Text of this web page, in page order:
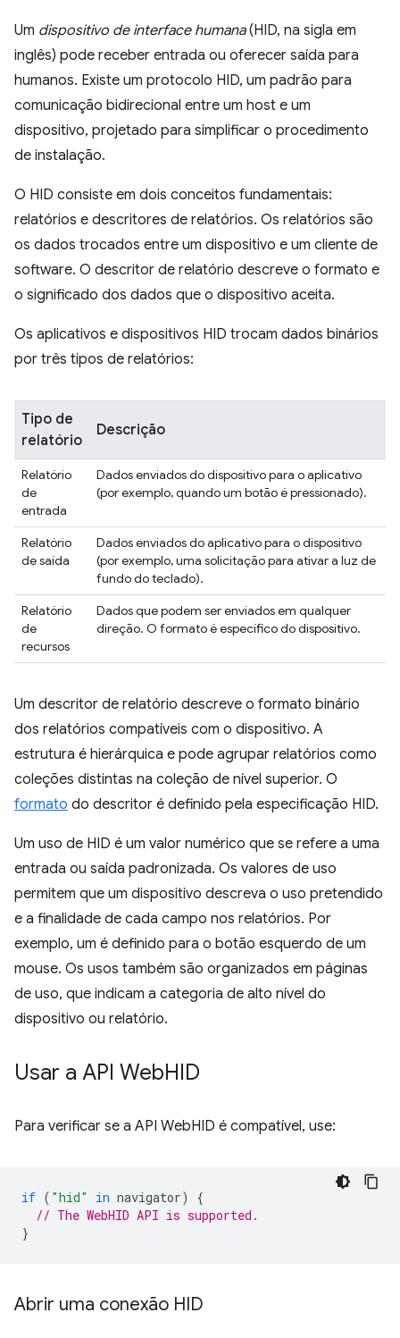
Um dispositivo de interface humana(HID, na sigla em
inglês) pode receber entrada ou oferecer saída para
humanos. Existe um protocolo HID, um padrão para
comunicação bidirecional entre um host e um
dispositivo, projetado para simplificar o procedimento
de instalação.
O HID consiste em dois conceitos fundamentais:
relatórios e descritores de relatórios. Os relatórios são
os dados trocados entre um dispositivo e um cliente de
software. O descritor de relatório descreve o formato e
o significado dos dados que o dispositivo aceita.
Os aplicativos e dispositivos HID trocam dados binários
por três tipos de relatórios:
Tipo de
relatório
Descrição
Relatório
de
entrada
Dados enviados do dispositivo para o aplicativo
(por exemplo, quando um botão é pressionado).
Relatório
de saída
Dados enviados do aplicativo para o dispositivo
(por exemplo, uma solicitação para ativar a luz de
fundo do teclado).
Relatório
de
recursos
Dados que podem ser enviados em qualquer
direção. O formato é específico do dispositivo.
Um descritor de relatório descreve o formato binário
dos relatórios compatíveis com o dispositivo. A
estrutura é hierárquica e pode agrupar relatórios como
coleções distintas na coleção de nível superior. O
formato do descritor é definido pela especificação HID.
Um uso de HID é um valor numérico que se refere a uma
entrada ou saída padronizada. Os valores de uso
permitem que um dispositivo descreva o uso pretendido
e a finalidade de cada campo nos relatórios. Por
exemplo, um é definido para o botão esquerdo de um
mouse. Os usos também são organizados em páginas
de uso, que indicam a categoria de alto nível do
dispositivo ou relatório.
Usar a API WebHID
Para verificar se a API WebHID é compatível, use:
if ( "hid" in navigator)
{
// The WebHID API is supported.
}
Abrir uma conexão HID